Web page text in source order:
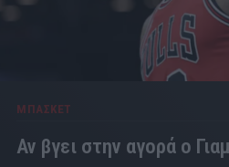
ΜΠΑΣΚΕΤ
Αν βγει στην αγορά ο